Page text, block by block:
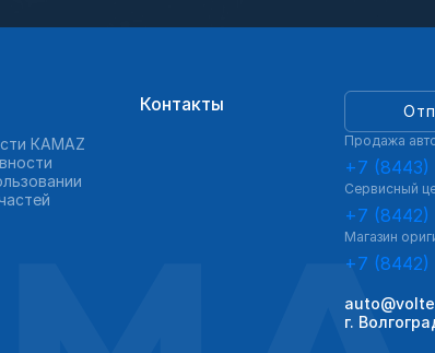
КAMAZ
Контакты
Продажа
+7
Сервисный
+7
Магазин
+7
г.